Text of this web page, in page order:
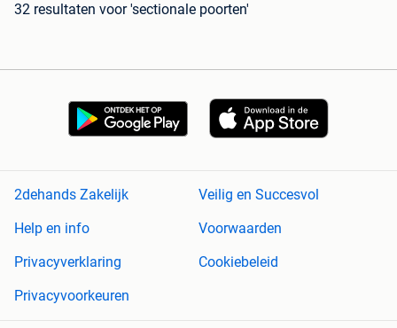
32 resultaten voor 'sectionale poorten'
2dehands Zakelijk
Veilig en Succesvol
Help en info
Voorwaarden
Privacyverklaring
Cookiebeleid
Privacyvoorkeuren